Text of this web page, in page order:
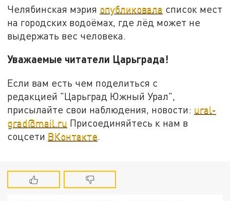
Челябинская мэрия опубликовала список мест
на городских водоёмах, где лёд может не
выдержать вес человека.
Уважаемые читатели Царьграда!
Если вам есть чем поделиться с
редакцией "Царьград Южный Урал",
присылайте свои наблюдения, новости: ural-
grad@mail.ru Присоединяйтесь к нам в
соцсети ВКонтакте.